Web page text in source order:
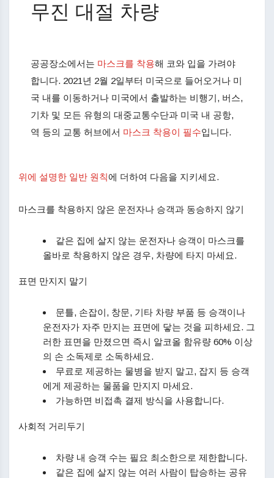
무진 대절 차량
공공장소에서는 마스크를 착용해 코와 입을 가려야
합니다. 2021년 2월 2일부터 미국으로 들어오거나 미
국 내를 이동하거나 미국에서 출발하는 비행기, 버스,
기차 및 모든 유형의 대중교통수단과 미국 내 공항,
역 등의 교통 허브에서 마스크 착용이 필수입니다.​
위에 설명한 일반 원칙에 더하여 다음을 지키세요.
마스크를 착용하지 않은 운전자나 승객과 동승하지 않기
같은 집에 살지 않는 운전자나 승객이 마스크를
올바로 착용하지 않은 경우, 차량에 타지 마세요.
표면 만지지 말기
문틀, 손잡이, 창문, 기타 차량 부품 등 승객이나
운전자가 자주 만지는 표면에 닿는 것을 피하세요. 그
러한 표면을 만졌으면 즉시 알코올 함유량 60% 이상
의 손 소독제로 소독하세요.
무료로 제공하는 물병을 받지 말고, 잡지 등 승객
에게 제공하는 물품을 만지지 마세요.
가능하면 비접촉 결제 방식을 사용합니다.
사회적 거리두기
차량 내 승객 수는 필요 최소한으로 제한합니다.
같은 집에 살지 않는 여러 사람이 탑승하는 공유